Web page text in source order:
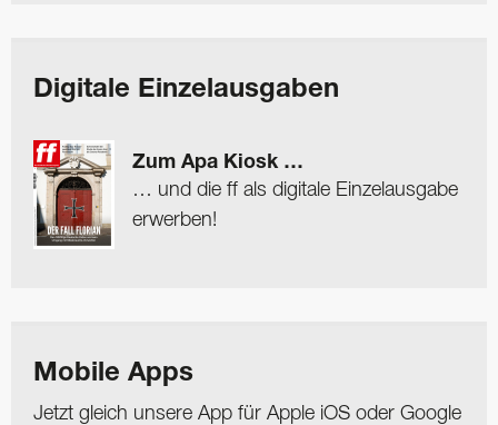
Digitale Einzelausgaben
Zum Apa Kiosk …
… und die ff als digitale Einzelausgabe
erwerben!
Mobile Apps
Jetzt gleich unsere App für Apple iOS oder Google